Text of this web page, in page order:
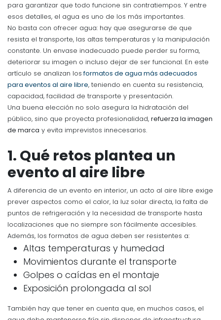
para garantizar que todo funcione sin contratiempos. Y entre
esos detalles, el agua es uno de los más importantes.
No basta con ofrecer agua: hay que asegurarse de que
resista el transporte, las altas temperaturas y la manipulación
constante. Un envase inadecuado puede perder su forma,
deteriorar su imagen o incluso dejar de ser funcional. En este
artículo se analizan los formatos de agua más adecuados
para eventos al aire libre, teniendo en cuenta su resistencia,
capacidad, facilidad de transporte y presentación.
Una buena elección no solo asegura la hidratación del
público, sino que proyecta profesionalidad, refuerza la imagen
de marca y evita imprevistos innecesarios.
1. Qué retos plantea un
evento al aire libre
A diferencia de un evento en interior, un acto al aire libre exige
prever aspectos como el calor, la luz solar directa, la falta de
puntos de refrigeración y la necesidad de transporte hasta
localizaciones que no siempre son fácilmente accesibles.
Además, los formatos de agua deben ser resistentes a:
Altas temperaturas y humedad
Movimientos durante el transporte
Golpes o caídas en el montaje
Exposición prolongada al sol
También hay que tener en cuenta que, en muchos casos, el